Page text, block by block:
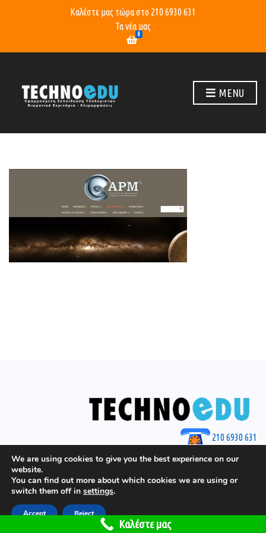
Καλέστε μας τώρα στο 210 6930 631
Τα νέα μας
0
MENU
210 6930 631
© 2025 by Techno Edu
Το site έχει γίνει από τοGGeorgiou.gr
We are using cookies to give you the best experience on our
website.
You can find out more about which cookies we are using or
switch them off in settings.
Accept Reject
Καλέστε μας